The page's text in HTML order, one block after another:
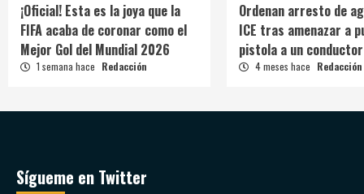
¡Oficial! Esta es la joya que la
FIFA acaba de coronar como el
Mejor Gol del Mundial 2026
1 semana hace Redacción
Ordenan arresto de
ICE tras amenazar a
pistola a un conductor
4 meses hace Redacción
Sígueme en Twitter